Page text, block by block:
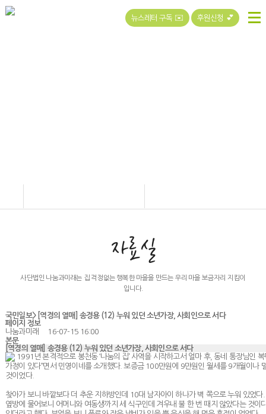
뉴스레터 구독 ✉️ 후원신청 💕
자료실
사단법인 나눔과미래는 집 걱정없는 행복한 마을을 만드는 우리 마을 보금자리 지킴이
입니다.
국민일보> [역경의 열매] 송경용 (12) 누워 있던 소년가장, 사회인으로 서다
페이지 정보
나눔과미래
16-07-15 16:00
본문
[역경의 열매] 송경용 (12) 누워 있던 소년가장, 사회인으로 서다
1991년 본격적으로 봉천동 ‘나눔의 집’ 사역을 시작하고서 얼마 후, 동네 통장님인
가정이 있다”면서 민영이네를 소개했다. 보증금 100만원에 9만원인 월세를 9개월이나
것이었다.
찾아가 보니 바깥보다 더 추운 지하방인데 10대 남자아이 하나가 벽 쪽으로 누워 있었
옆방에 물어보니 어머니와 여동생까지 세 식구인데 겨우내 불 한 번 때지 않았다는 것이